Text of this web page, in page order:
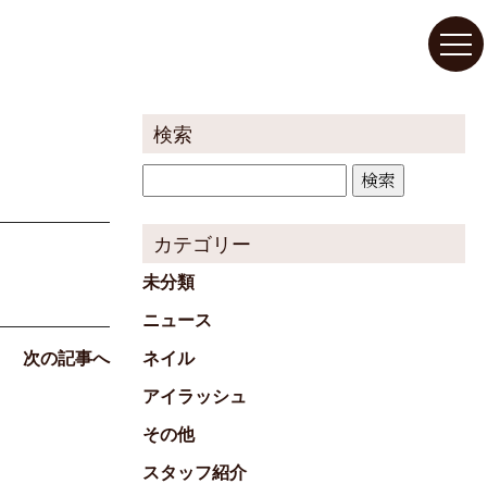
次の記事へ
検索
索:
カテゴリー
未分類
ニュース
ネイル
アイラッシュ
その他
スタッフ紹介